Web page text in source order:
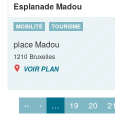
Esplanade Madou
MOBILITÉ TOURISME
place Madou
1210 Bruxelles
VOIR PLAN
‹‹ ‹ … 19 20 21